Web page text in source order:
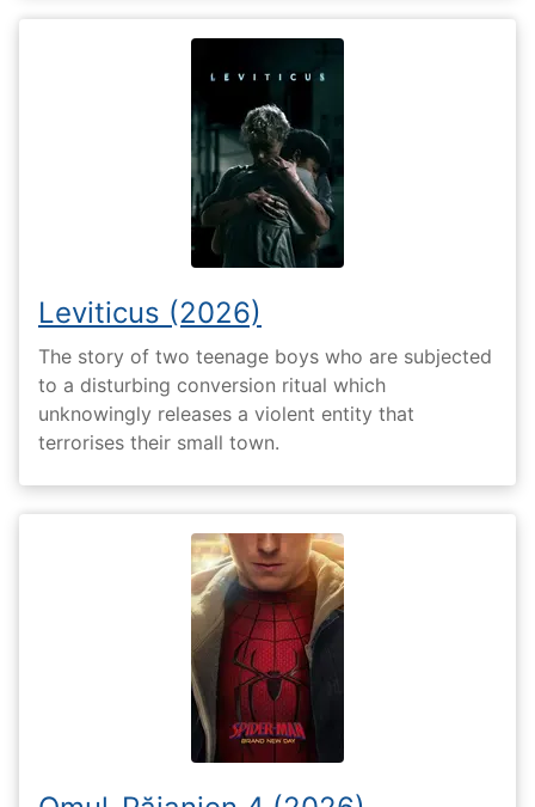
Leviticus (2026)
The story of two teenage boys who are subjected
to a disturbing conversion ritual which
unknowingly releases a violent entity that
terrorises their small town.